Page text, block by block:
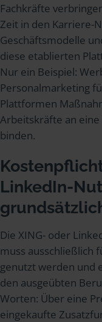
Fachkräfte
Zeit in den Karriere-
Geschäftsmodelle
diese etablierten
Nur ein Beispiel:
Personalmarketing
Plattformen
Arbeitskräfte an
binden.
LinkedIn-
Die XING- oder
muss ausschließlich
genutzt werden und
den ausgeübten
Worten: Über eine
eingekaufte